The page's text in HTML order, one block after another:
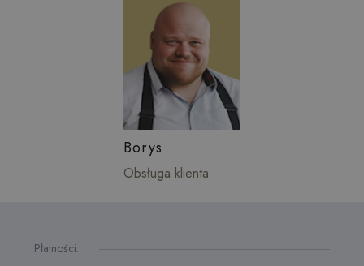
Borys
Obsługa klienta
Płatności: